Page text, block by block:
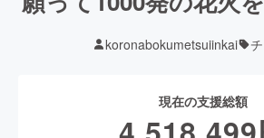
koronabokumetsuiinkai
現在の支援総額